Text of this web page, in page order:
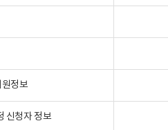
원정보
신청자 정보